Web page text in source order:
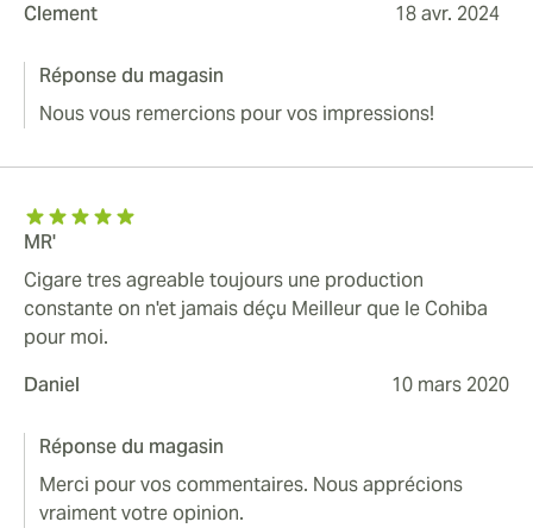
Clement
18 avr. 2024
Réponse du magasin
Nous vous remercions pour vos impressions!
MR'
Cigare tres agreable toujours une production
constante on n'et jamais déçu Meilleur que le Cohiba
pour moi.
Daniel
10 mars 2020
Réponse du magasin
Merci pour vos commentaires. Nous apprécions
vraiment votre opinion.